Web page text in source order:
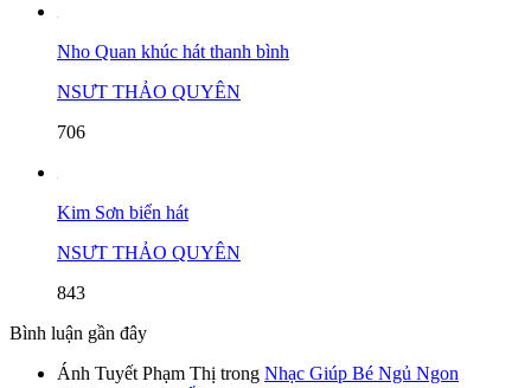
Nho Quan khúc hát thanh bình
NSƯT THẢO QUYÊN
706
Kim Sơn biển hát
NSƯT THẢO QUYÊN
843
Bình luận gần đây
Ánh Tuyết Phạm Thị trong Nhạc Giúp Bé Ngủ Ngon